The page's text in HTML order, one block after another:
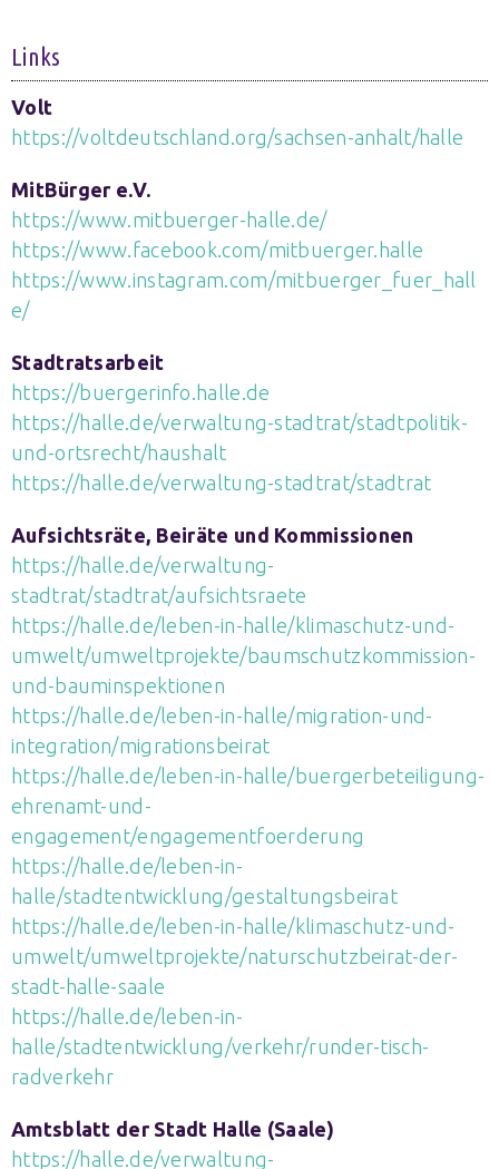
Links
Volt
https://voltdeutschland.org/sachsen-anhalt/halle
MitBürger e.V.
https://www.mitbuerger-halle.de/
https://www.facebook.com/mitbuerger.halle
https://www.instagram.com/mitbuerger_fuer_hall
e/
Stadtratsarbeit
https://buergerinfo.halle.de
https://halle.de/verwaltung-stadtrat/stadtpolitik-
und-ortsrecht/haushalt
https://halle.de/verwaltung-stadtrat/stadtrat
Aufsichtsräte, Beiräte und Kommissionen
https://halle.de/verwaltung-
stadtrat/stadtrat/aufsichtsraete
https://halle.de/leben-in-halle/klimaschutz-und-
umwelt/umweltprojekte/baumschutzkommission-
und-bauminspektionen
https://halle.de/leben-in-halle/migration-und-
integration/migrationsbeirat
https://halle.de/leben-in-halle/buergerbeteiligung-
ehrenamt-und-
engagement/engagementfoerderung
https://halle.de/leben-in-
halle/stadtentwicklung/gestaltungsbeirat
https://halle.de/leben-in-halle/klimaschutz-und-
umwelt/umweltprojekte/naturschutzbeirat-der-
stadt-halle-saale
https://halle.de/leben-in-
halle/stadtentwicklung/verkehr/runder-tisch-
radverkehr
Amtsblatt der Stadt Halle (Saale)
https://halle.de/verwaltung-